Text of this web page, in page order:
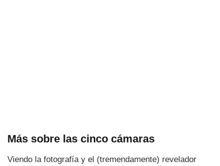
Más sobre las cinco cámaras
Viendo la fotografí­a y el (tremendamente) revelador